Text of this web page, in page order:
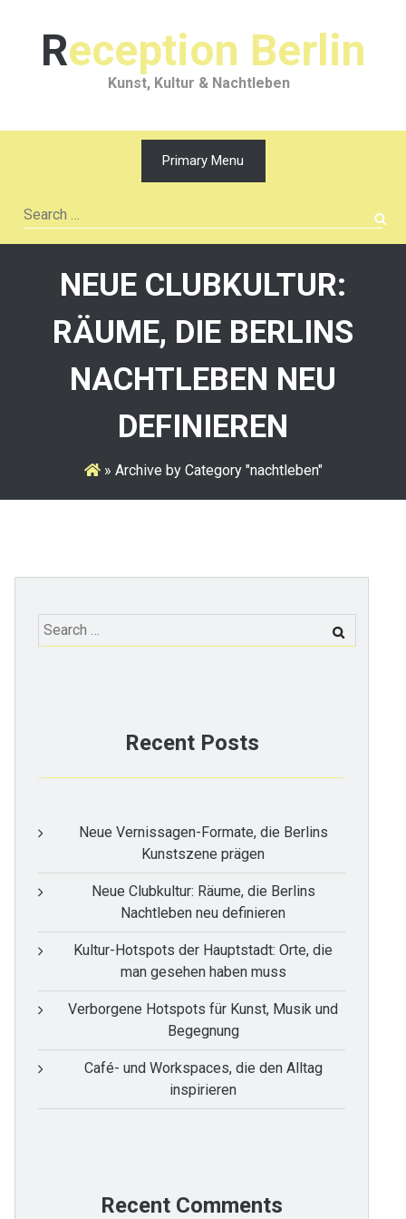
Reception Berlin
Kunst, Kultur & Nachtleben
Primary Menu
Search
for:
NEUE CLUBKULTUR:
RÄUME, DIE BERLINS
NACHTLEBEN NEU
DEFINIEREN
» Archive by Category "nachtleben"
Search
for:
Recent Posts
Neue Vernissagen-Formate, die Berlins
Kunstszene prägen
Neue Clubkultur: Räume, die Berlins
Nachtleben neu definieren
Kultur-Hotspots der Hauptstadt: Orte, die
man gesehen haben muss
Verborgene Hotspots für Kunst, Musik und
Begegnung
Café- und Workspaces, die den Alltag
inspirieren
Recent Comments